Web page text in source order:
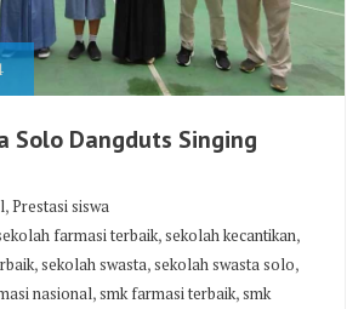
Solo Dangduts Singing
,Prestasi siswa
farmasi terbaik,sekolah kecantikan,
,sekolah swasta,sekolah swasta solo,
nasional,smk farmasi terbaik,smk